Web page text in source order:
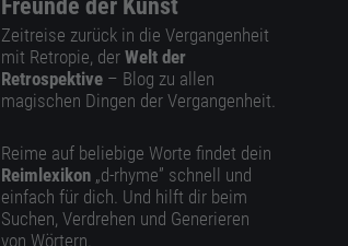
Freunde der Kunst
Zeitreise zurück in die Vergangenheit
mit Retropie, der Welt der
Retrospektive – Blog zu allen
magischen Dingen der Vergangenheit.
Reime auf beliebige Worte findet dein
Reimlexikon „d-rhyme” schnell und
einfach für dich. Und hilft dir beim
Suchen, Verdrehen und Generieren
von Wörtern.